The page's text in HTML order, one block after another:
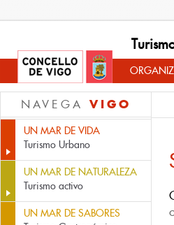
NAVEGA VIGO
UN MAR DE VIDA
Turismo Urbano
UN MAR DE NATURALEZA
Turismo activo
UN MAR DE SABORES